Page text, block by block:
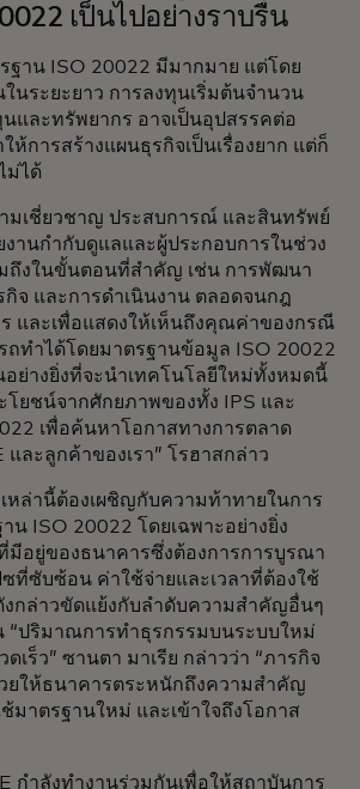
เป็นไปอย่างราบรื่น
ฐาน ISO 20022 มีมากมาย แต่โดย
นระยะยาว การลงทุนเริ่มต้นจำนวน
และทรัพยากร อาจเป็นอุปสรรคต่อ
ห้การสร้างแผนธุรกิจเป็นเรื่องยาก แต่ก็
ม่ได้
มเชี่ยวชาญ ประสบการณ์ และสินทรัพย์
านกำกับดูแลและผู้ประกอบการในช่วง
มถึงในขั้นตอนที่สำคัญ เช่น การพัฒนา
จ และการดำเนินงาน ตลอดจนกฎ
และเพื่อแสดงให้เห็นถึงคุณค่าของกรณี
ถทำได้โดยมาตรฐานข้อมูล ISO 20022
อย่างยิ่งที่จะนำเทคโนโลยีใหม่ทั้งหมดนี้
โยชน์จากศักยภาพของทั้ง IPS และ
เพื่อค้นหาโอกาสทางการตลาด
และลูกค้าของเรา” โรฮาสกล่าว
เหล่านี้ต้องเผชิญกับความท้าทายในการ
น ISO 20022 โดยเฉพาะอย่างยิ่ง
มีอยู่ของธนาคารซึ่งต้องการการบูรณา
ซที่ซับซ้อน ค่าใช้จ่ายและเวลาที่ต้องใช้
งกล่าวขัดแย้งกับลำดับความสำคัญอื่นๆ
“ปริมาณการทำธุรกรรมบนระบบใหม่
ดเร็ว” ซานตา มาเรีย กล่าวว่า “ภารกิจ
ให้ธนาคารตระหนักถึงความสำคัญ
มาตรฐานใหม่ และเข้าใจถึงโอกาส
กำลังทำงานร่วมกันเพื่อให้สถาบันการ